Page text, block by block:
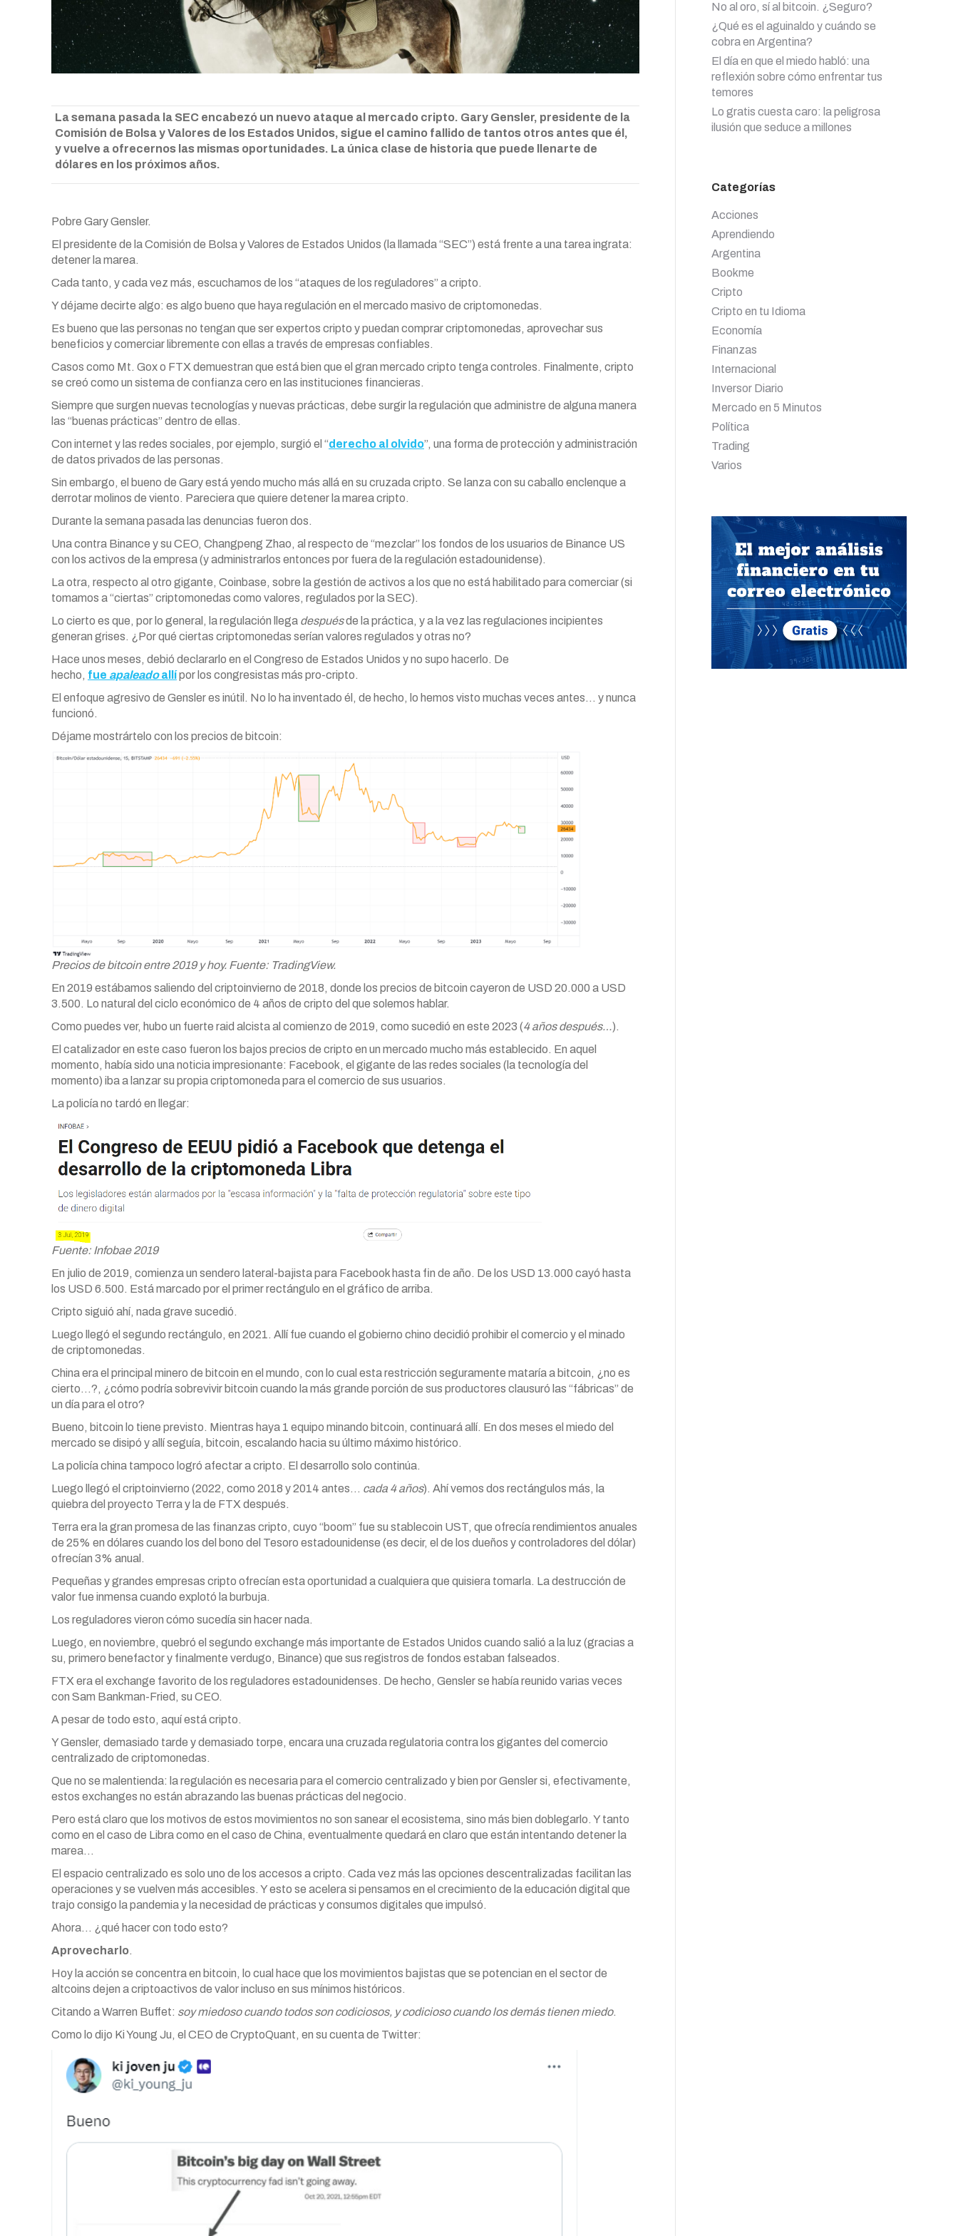
La semana pasada la SEC encabezó un nuevo ataque al mercado cripto. Gary Gensler, presidente de la
Comisión de Bolsa y Valores de los Estados Unidos, sigue el camino fallido de tantos otros antes que él,
y vuelve a ofrecernos las mismas oportunidades. La única clase de historia que puede llenarte de
dólares en los próximos años.
Pobre Gary Gensler.
El presidente de la Comisión de Bolsa y Valores de Estados Unidos (la llamada “SEC”) está frente a una tarea ingrata:
detener la marea.
Cada tanto, y cada vez más, escuchamos de los “ataques de los reguladores” a cripto.
Y déjame decirte algo: es algo bueno que haya regulación en el mercado masivo de criptomonedas.
Es bueno que las personas no tengan que ser expertos cripto y puedan comprar criptomonedas, aprovechar sus
beneficios y comerciar libremente con ellas a través de empresas confiables.
Casos como Mt. Gox o FTX demuestran que está bien que el gran mercado cripto tenga controles. Finalmente, cripto
se creó como un sistema de confianza cero en las instituciones financieras.
Siempre que surgen nuevas tecnologías y nuevas prácticas, debe surgir la regulación que administre de alguna manera
las “buenas prácticas” dentro de ellas.
Con internet y las redes sociales, por ejemplo, surgió el “derecho al olvido”, una forma de protección y administración
de datos privados de las personas.
Sin embargo, el bueno de Gary está yendo mucho más allá en su cruzada cripto. Se lanza con su caballo enclenque a
derrotar molinos de viento. Pareciera que quiere detener la marea cripto.
Durante la semana pasada las denuncias fueron dos.
Una contra Binance y su CEO, Changpeng Zhao, al respecto de “mezclar” los fondos de los usuarios de Binance US
con los activos de la empresa (y administrarlos entonces por fuera de la regulación estadounidense).
La otra, respecto al otro gigante, Coinbase, sobre la gestión de activos a los que no está habilitado para comerciar (si
tomamos a “ciertas” criptomonedas como valores, regulados por la SEC).
Lo cierto es que, por lo general, la regulación llega despuésde la práctica, y a la vez las regulaciones incipientes
generan grises. ¿Por qué ciertas criptomonedas serían valores regulados y otras no?
Hace unos meses, debió declararlo en el Congreso de Estados Unidos y no supo hacerlo. De
hecho, fue apaleadoallípor los congresistas más pro-cripto.
El enfoque agresivo de Gensler es inútil. No lo ha inventado él, de hecho, lo hemos visto muchas veces antes… y nunca
funcionó.
Déjame mostrártelo con los precios de bitcoin:
Precios de bitcoin entre 2019 y hoy. Fuente: TradingView.
En 2019 estábamos saliendo del criptoinvierno de 2018, donde los precios de bitcoin cayeron de USD 20.000 a USD
3.500. Lo natural del ciclo económico de 4 años de cripto del que solemos hablar.
Como puedes ver, hubo un fuerte raid alcista al comienzo de 2019, como sucedió en este 2023 (4 años después…).
El catalizador en este caso fueron los bajos precios de cripto en un mercado mucho más establecido. En aquel
momento, había sido una noticia impresionante: Facebook, el gigante de las redes sociales (la tecnología del
momento) iba a lanzar su propia criptomoneda para el comercio de sus usuarios.
La policía no tardó en llegar:
Fuente: Infobae 2019
En julio de 2019, comienza un sendero lateral-bajista para Facebook hasta fin de año. De los USD 13.000 cayó hasta
los USD 6.500. Está marcado por el primer rectángulo en el gráfico de arriba.
Cripto siguió ahí, nada grave sucedió.
Luego llegó el segundo rectángulo, en 2021. Allí fue cuando el gobierno chino decidió prohibir el comercio y el minado
de criptomonedas.
China era el principal minero de bitcoin en el mundo, con lo cual esta restricción seguramente mataría a bitcoin, ¿no es
cierto…?, ¿cómo podría sobrevivir bitcoin cuando la más grande porción de sus productores clausuró las “fábricas” de
un día para el otro?
Bueno, bitcoin lo tiene previsto. Mientras haya 1 equipo minando bitcoin, continuará allí. En dos meses el miedo del
mercado se disipó y allí seguía, bitcoin, escalando hacia su último máximo histórico.
La policía china tampoco logró afectar a cripto. El desarrollo solo continúa.
Luego llegó el criptoinvierno (2022, como 2018 y 2014 antes… cada 4 años). Ahí vemos dos rectángulos más, la
quiebra del proyecto Terra y la de FTX después.
Terra era la gran promesa de las finanzas cripto, cuyo “boom” fue su stablecoin UST, que ofrecía rendimientos anuales
de 25% en dólares cuando los del bono del Tesoro estadounidense (es decir, el de los dueños y controladores del dólar)
ofrecían 3% anual.
Pequeñas y grandes empresas cripto ofrecían esta oportunidad a cualquiera que quisiera tomarla. La destrucción de
valor fue inmensa cuando explotó la burbuja.
Los reguladores vieron cómo sucedía sin hacer nada.
Luego, en noviembre, quebró el segundo exchange más importante de Estados Unidos cuando salió a la luz (gracias a
su, primero benefactor y finalmente verdugo, Binance) que sus registros de fondos estaban falseados.
FTX era el exchange favorito de los reguladores estadounidenses. De hecho, Gensler se había reunido varias veces
con Sam Bankman-Fried, su CEO.
A pesar de todo esto, aquí está cripto.
Y Gensler, demasiado tarde y demasiado torpe, encara una cruzada regulatoria contra los gigantes del comercio
centralizado de criptomonedas.
Que no se malentienda: la regulación es necesaria para el comercio centralizado y bien por Gensler si, efectivamente,
estos exchanges no están abrazando las buenas prácticas del negocio.
Pero está claro que los motivos de estos movimientos no son sanear el ecosistema, sino más bien doblegarlo. Y tanto
como en el caso de Libra como en el caso de China, eventualmente quedará en claro que están intentando detener la
marea…
El espacio centralizado es solo uno de los accesos a cripto. Cada vez más las opciones descentralizadas facilitan las
operaciones y se vuelven más accesibles. Y esto se acelera si pensamos en el crecimiento de la educación digital que
trajo consigo la pandemia y la necesidad de prácticas y consumos digitales que impulsó.
Ahora… ¿qué hacer con todo esto?
Aprovecharlo.
Hoy la acción se concentra en bitcoin, lo cual hace que los movimientos bajistas que se potencian en el sector de
altcoins dejen a criptoactivos de valor incluso en sus mínimos históricos.
Citando a Warren Buffet: soy miedoso cuando todos son codiciosos, y codicioso cuando los demás tienen miedo.
Como lo dijo Ki Young Ju, el CEO de CryptoQuant, en su cuenta de Twitter:
No al oro, sí al bitcoin. ¿Seguro?
¿Qué es el aguinaldo y cuándo se
cobra en Argentina?
El día en que el miedo habló: una
reflexión sobre cómo enfrentar tus
temores
Lo gratis cuesta caro: la peligrosa
ilusión que seduce a millones
Categorías
Acciones
Aprendiendo
Argentina
Bookme
Cripto
Cripto en tu Idioma
Economía
Finanzas
Internacional
Inversor Diario
Mercado en 5 Minutos
Política
Trading
Varios